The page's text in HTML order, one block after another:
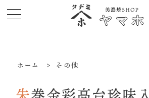
ホーム > その他